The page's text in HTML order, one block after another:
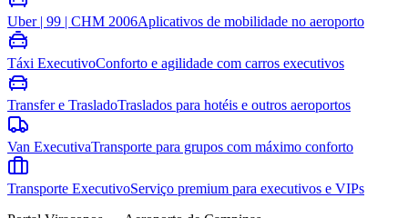
Uber | 99 | CHM 2006Aplicativos de mobilidade no aeroporto
Táxi ExecutivoConforto e agilidade com carros executivos
Transfer e TrasladoTraslados para hotéis e outros aeroportos
Van ExecutivaTransporte para grupos com máximo conforto
Transporte ExecutivoServiço premium para executivos e VIPs